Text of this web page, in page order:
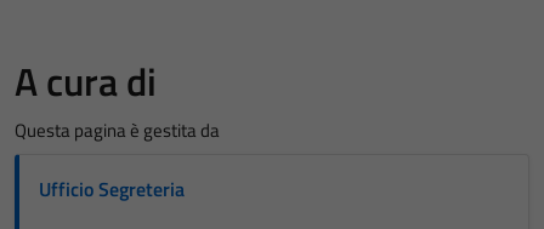
A cura di
Questa pagina è gestita da
Ufficio Segreteria